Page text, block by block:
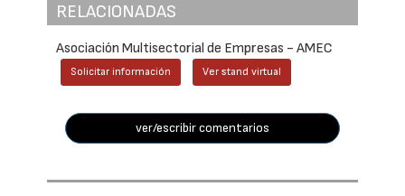
RELACIONADAS
Asociación Multisectorial de Empresas - AMEC
Solicitar información Ver stand virtual
ver/escribir comentarios